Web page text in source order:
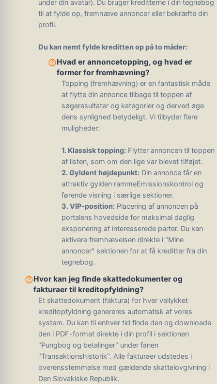
under din avatar). Du bruger kreditterne i din tegnebog
til at fylde op, fremhæve annoncer eller bekræfte din
profil.
Du kan nemt fylde kreditten op på to måder:
help_outlineHvad er annoncetopping, og hvad er
former for fremhævning?
Topping (fremhævning) er en fantastisk måde
at flytte din annonce tilbage til toppen af ​​
søgeresultater og kategorier og derved øge
dens synlighed betydeligt. Vi tilbyder flere
muligheder:
1. Klassisk topping: Flytter annoncen til toppen
af ​​listen, som om den lige var blevet tilføjet.
2. Gyldent højdepunkt: Din annonce får en
attraktiv gylden rammeEmissionskontrol og
førende visning i særlige sektioner.
3. VIP-position: Placering af annoncen på
portalens hovedside for maksimal daglig
eksponering af interesserede parter. Du kan
aktivere fremhævelsen direkte i "Mine
annoncer" sektionen for at få kreditter fra din
tegnebog.
help_outlineHvor kan jeg finde skattedokumenter og
fakturaer til kreditopfyldning?
Et skattedokument (faktura) for hver vellykket
kreditopfyldning genereres automatisk af vores
system. Du kan til enhver tid finde den og downloade
den i PDF-format direkte i din profil i sektionen
"Pungbog og betalinger" under fanen
"Transaktionshistorik". Alle fakturaer udstedes i
overensstemmelse med gældende skattelovgivning i
Den Slovakiske Republik.